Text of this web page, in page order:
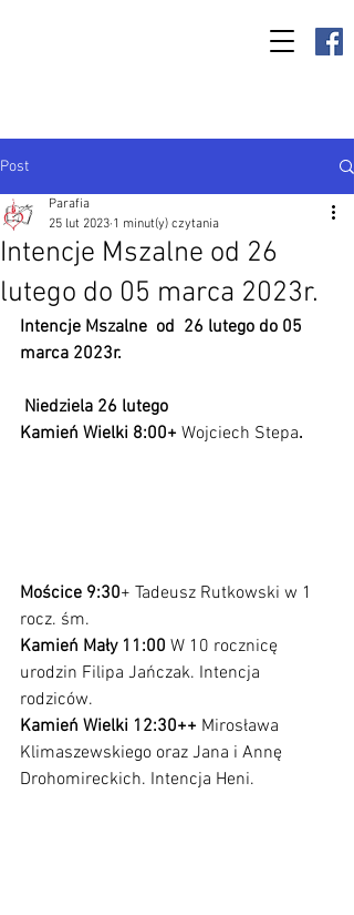
Post
Intencje Mszalne od 26
lutego do 05 marca 2023r.
Parafia
25 lut 2023 1 minut(y) czytania
Intencje Mszalne  od  26 lutego do 05
marca 2023r.
Niedziela 26 lutego
Kamień Wielki 8:00+ Wojciech Stepa.
Mościce 9:30+ Tadeusz Rutkowski w 1
rocz. śm.
Kamień Mały 11:00 W 10 rocznicę
urodzin Filipa Jańczak. Intencja
rodziców.
Kamień Wielki 12:30++ Mirosława
Klimaszewskiego oraz Jana i Annę
Drohomireckich. Intencja Heni.